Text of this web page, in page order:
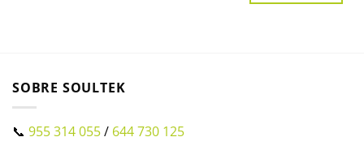
SOBRE SOULTEK
📞 955 314 055/ 644 730 125